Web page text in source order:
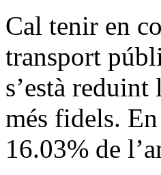
Cal tenir en
transport
s’està
més fidels.
16.03% de